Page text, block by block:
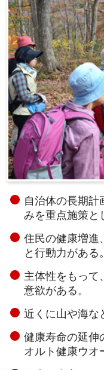
自治体の長期計
みを重点施策と
住民の健康増進
と行動力がある。
主体性をもって
意欲がある。
近くに山や海な
健康寿命の延伸
オルト健康ウオ